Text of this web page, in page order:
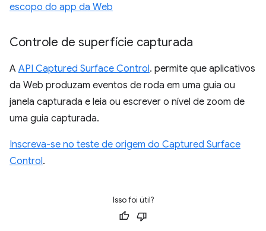
escopo do app da Web
Controle de superfície capturada
A API Captured Surface Control. permite que aplicativos
da Web produzam eventos de roda em uma guia ou
janela capturada e leia ou escrever o nível de zoom de
uma guia capturada.
Inscreva-se no teste de origem do Captured Surface
Control.
Isso foi útil?